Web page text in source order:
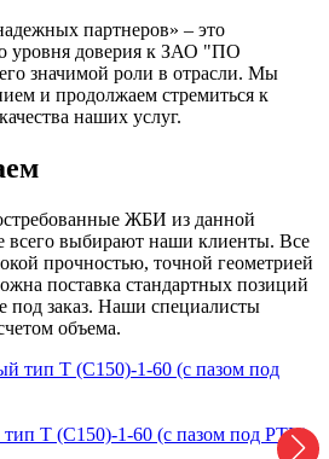
партнеров» – это
уровня доверия к ЗАО "ПО
значимой роли в отрасли. Мы
и продолжаем стремиться к
наших услуг.
ЖБИ из данной
всего выбирают наши клиенты. Все
прочностью, точной геометрией
поставка стандартных позиций
под заказ. Наши специалисты
объема.
Т (С150)-1-60 (с пазом под РТИ)